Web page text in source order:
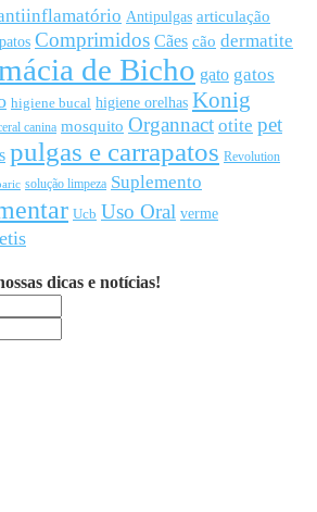
Antipulgas articulação
Comprimidos Cães cão dermatite
de Bicho gato gatos
higiene bucal higiene orelhas Konig
canina mosquito Organnact otite pet
pulgas e carrapatos Revolution
solução limpeza Suplemento
Ucb Uso Oral verme
dicas e notícias!